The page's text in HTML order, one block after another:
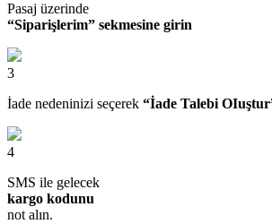
Pasaj üzerinde
“Siparişlerim” sekmesine girin
3
İade nedeninizi seçerek “İade Talebi
4
SMS ile gelecek
kargo kodunu
not alın.